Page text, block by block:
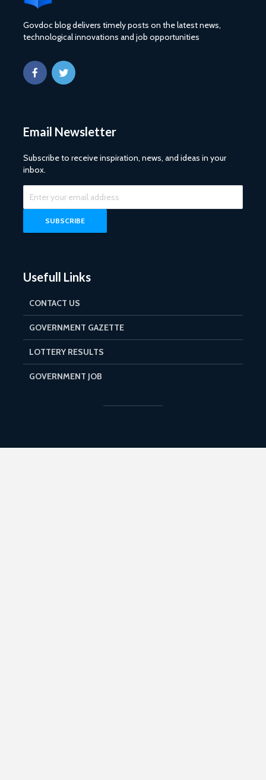
Govdoc blog delivers timely posts on the latest news,
technological innovations and job opportunities
Email Newsletter
Subscribe to receive inspiration, news, and ideas in your
inbox.
Usefull Links
CONTACT US
GOVERNMENT GAZETTE
LOTTERY RESULTS
GOVERNMENT JOB